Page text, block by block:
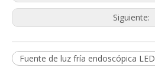
Siguiente:
Fuente de luz fría endoscópica LED